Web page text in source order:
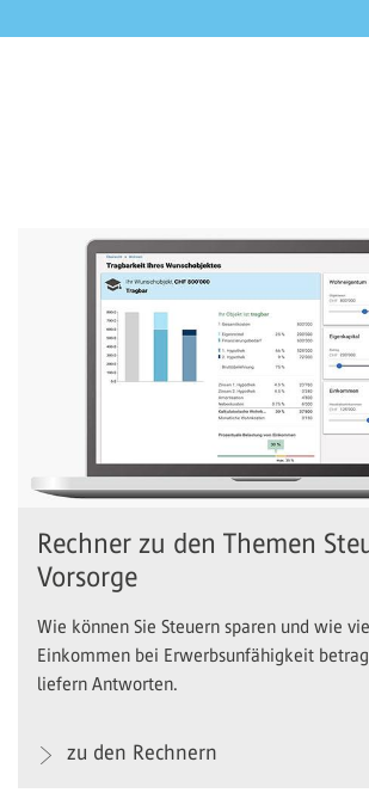
Rechner zu den Themen
Vorsorge
Wie können Sie Steuern sparen und wie
Einkommen bei Erwerbsunfähigkeit
liefern Antworten.
zu den Rechnern